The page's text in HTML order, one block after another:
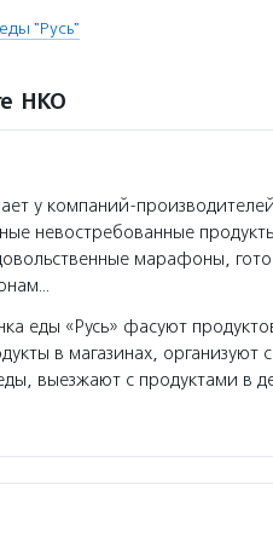
"Русь"
НКО
у компаний-
невостребованные
марафоны,
еды «Русь» фасуют
в магазинах, организуют
выезжают с продуктами в